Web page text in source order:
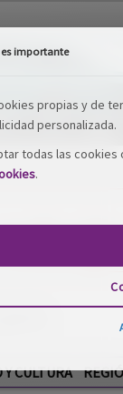
CULTURA
importante
propias y de
personalizada.
todas las
.